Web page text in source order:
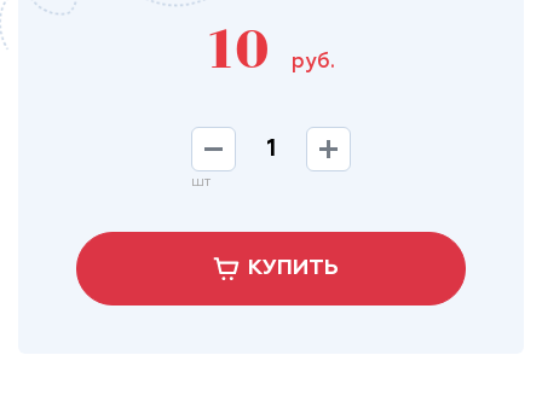
10 руб.
шт
КУПИТЬ